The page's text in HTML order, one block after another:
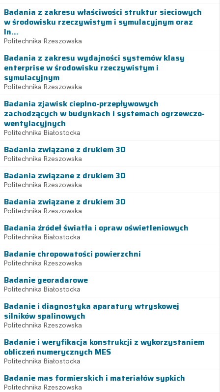
Badania z zakresu właściwości struktur sieciowych
w środowisku rzeczywistym i symulacyjnym oraz
In...
Politechnika Rzeszowska
Badania z zakresu wydajności systemów klasy
enterprise w środowisku rzeczywistym i
symulacyjnym
Politechnika Rzeszowska
Badania zjawisk cieplno-przepływowych
zachodzących w budynkach i systemach ogrzewczo-
wentylacyjnych
Politechnika Białostocka
Badania związane z drukiem 3D
Politechnika Rzeszowska
Badania związane z drukiem 3D
Politechnika Rzeszowska
Badania związane z drukiem 3D
Politechnika Rzeszowska
Badania źródeł światła i opraw oświetleniowych
Politechnika Białostocka
Badanie chropowatości powierzchni
Politechnika Rzeszowska
Badanie georadarowe
Politechnika Białostocka
Badanie i diagnostyka aparatury wtryskowej
silników spalinowych
Politechnika Rzeszowska
Badanie i weryfikacja konstrukcji z wykorzystaniem
obliczeń numerycznych MES
Politechnika Białostocka
Badanie mas formierskich i materiałów sypkich
Politechnika Rzeszowska